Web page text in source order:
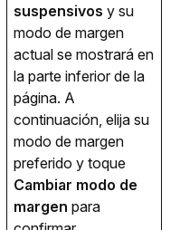
suspensivos y su
modo de margen
actual se mostrará en
la parte inferior de la
página. A
continuación, elija su
modo de margen
Cambiar modo de
margen para